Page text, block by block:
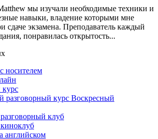
мы изучали необходимые техники и
навыки, владение которыми мне
сдаче экзамена. Преподаватель каждый
понравилась открытость...
носителем
курс
разговорный курс Воскресный
клуб
английском